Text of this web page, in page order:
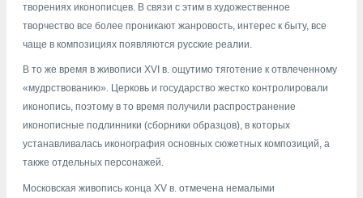
творениях иконописцев. В связи с этим в художественное
творчество все более проникают жанровость, интерес к быту, все
чаще в композициях появляются русские реалии.
В то же время в живописи XVI в. ощутимо тяготение к отвлеченному
«мудрствованию». Церковь и государство жестко контролировали
иконопись, поэтому в то время получили распространение
иконописные подлинники (сборники образцов), в которых
устанавливалась иконография основных сюжетных композиций, а
также отдельных персонажей.
Московская живопись конца XV в. отмечена немалыми